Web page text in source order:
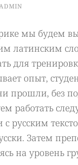
мы будем
латинским
для
опыт,
прошли, без
работать
с русским
Затем
на уровень